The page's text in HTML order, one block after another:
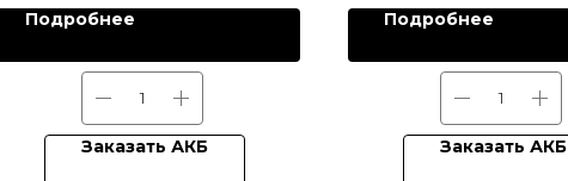
Подробнее
Заказать АКБ
Подробнее
Заказать АКБ